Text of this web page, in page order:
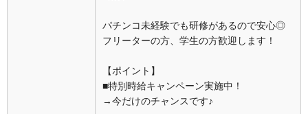
パチンコ未経験でも研修があるので安心◎
フリーターの方、学生の方歓迎します！
【ポイント】
■特別時給キャンペーン実施中！
→今だけのチャンスです♪